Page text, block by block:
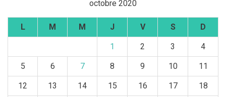
octobre 2020
L M M J V S D
1 2 3 4
5 6 7 8 9 10 11
12 13 14 15 16 17 18